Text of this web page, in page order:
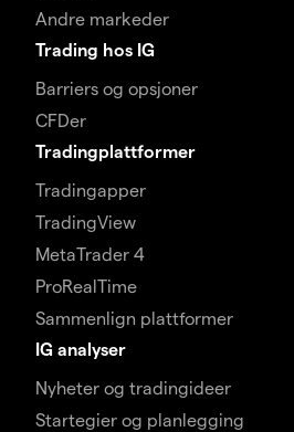
Andre markeder
Trading hos IG
Barriers og opsjoner
CFDer
Tradingplattformer
Tradingapper
TradingView
MetaTrader 4
ProRealTime
Sammenlign plattformer
IG analyser
Nyheter og tradingideer
Startegier og planlegging